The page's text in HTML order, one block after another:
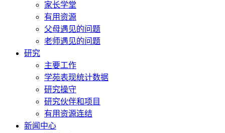
家长学堂
有用资源
父母遇见的问题
老师遇见的问题
研究
主要工作
学苑表现统计数据
研究操守
研究伙伴和项目
有用资源连结
新闻中心